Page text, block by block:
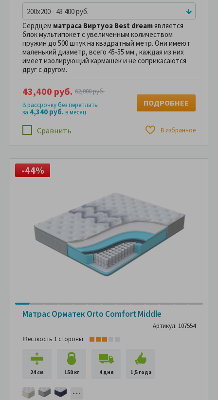
200x200 - 43 400 руб.
Сердцем матраса Виртуоз Best dreamявляется
блок мультипокет с увеличенным количеством
пружин до 500 штук на квадратный метр. Они имеют
маленький диаметр, всего 45-55 мм., каждая из них
имеет изолирующий кармашек и не соприкасаются
друг с другом.
Сравнить В избранное
43,400 руб. 62,000 руб.
В рассрочку без переплаты
за 4,340 руб.в месяц
ПОДРОБНЕЕ
-44%
Матрас Орматек Orto Comfort Middle
Артикул: 107554
Жесткость 1 стороны:
24 см 150 кг 4 дня 1,5 года